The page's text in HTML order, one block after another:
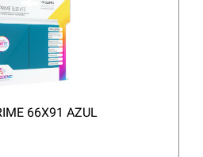
66X91 AZUL